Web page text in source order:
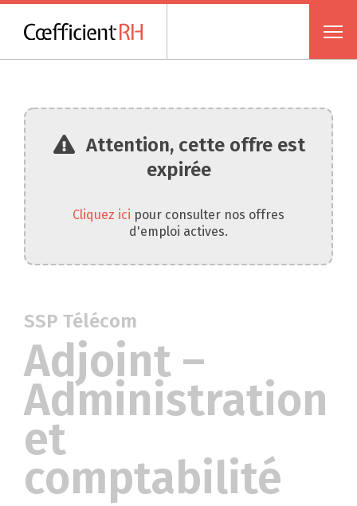
Attention, cette offre est
expirée
Cliquez ici pour consulter nos offres
d'emploi actives.
SSP Télécom
Adjoint –
Administration
et
comptabilité